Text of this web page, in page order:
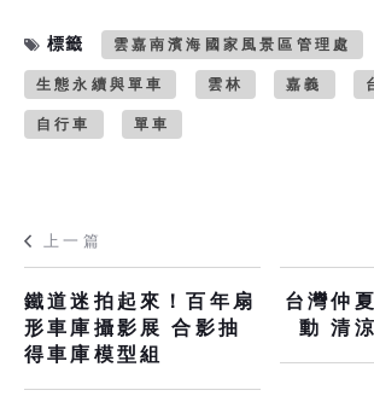
標籤 雲嘉南濱海國家風景區管理處
生態永續與單車 雲林 嘉義
自行車 單車
上一篇
鐵道迷拍起來！百年扇
形車庫攝影展 合影抽
得車庫模型組
台灣仲
動 清